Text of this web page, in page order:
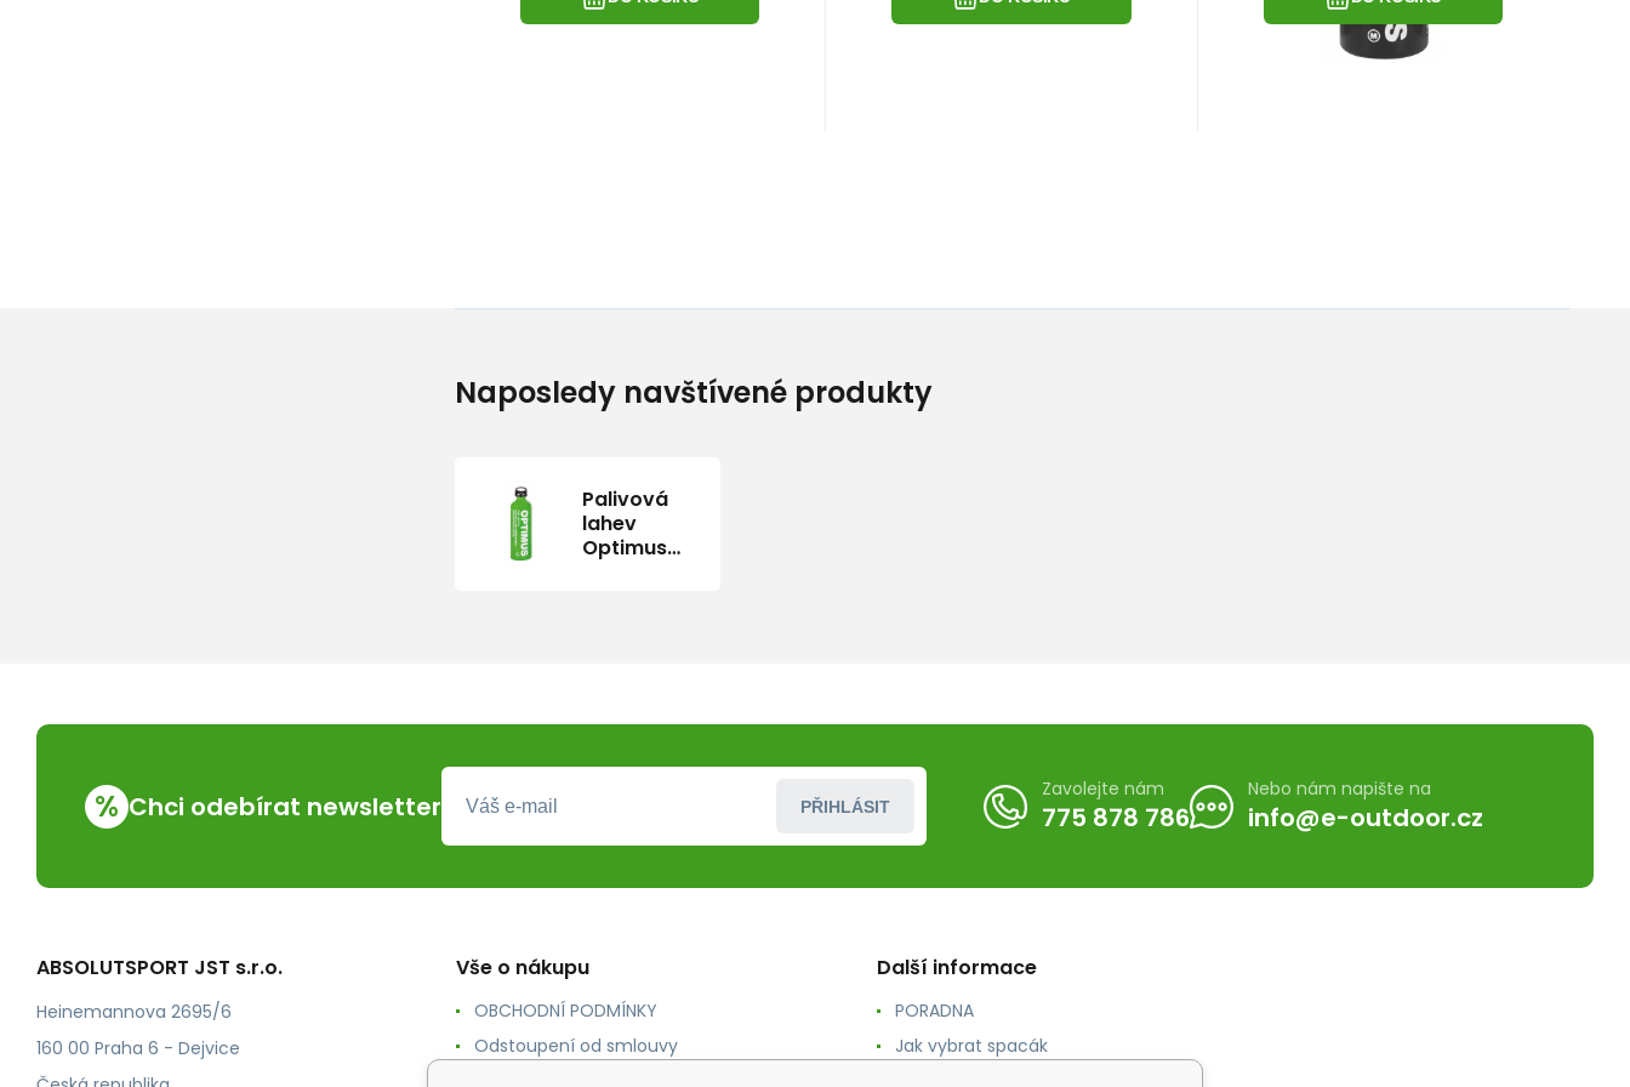
Naposledy navštívené produkty
Palivová
lahev
Optimus
% Chci odebírat newsletter PŘIHLÁSIT
Zavolejte nám
775 878 786
Nebo nám napište na
info@e-outdoor.cz
ABSOLUTSPORT JST s.r.o.
Heinemannova 2695/6
160 00 Praha 6 - Dejvice
Vše o nákupu
OBCHODNÍ PODMÍNKY
Odstoupení od smlouvy
Další informace
PORADNA
Jak vybrat spacák